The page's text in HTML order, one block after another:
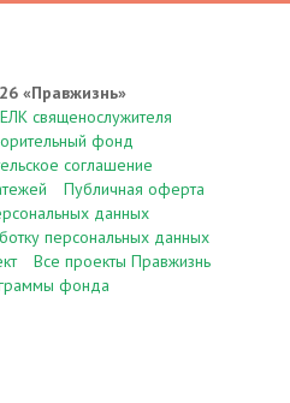
«Правжизнь»
ЕЛК священослужителя
фонд
соглашение
Публичная оферта
данных
персональных данных
Все проекты Правжизнь
фонда